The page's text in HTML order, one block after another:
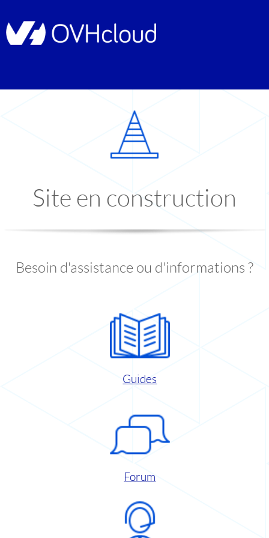
Site en construction
Besoin d'assistance ou d'informations ?
Guides
Forum